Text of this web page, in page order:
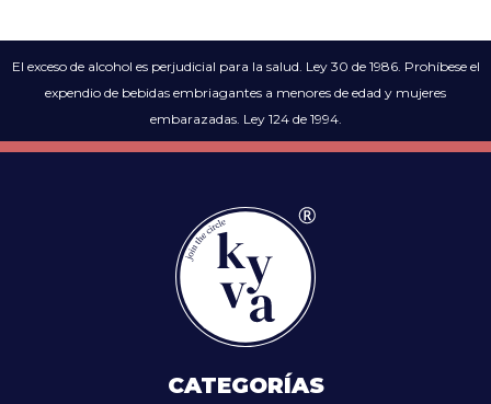
El exceso de alcohol es perjudicial para la salud. Ley 30 de 1986. Prohíbese el
expendio de bebidas embriagantes a menores de edad y mujeres
embarazadas. Ley 124 de 1994.
CATEGORÍAS